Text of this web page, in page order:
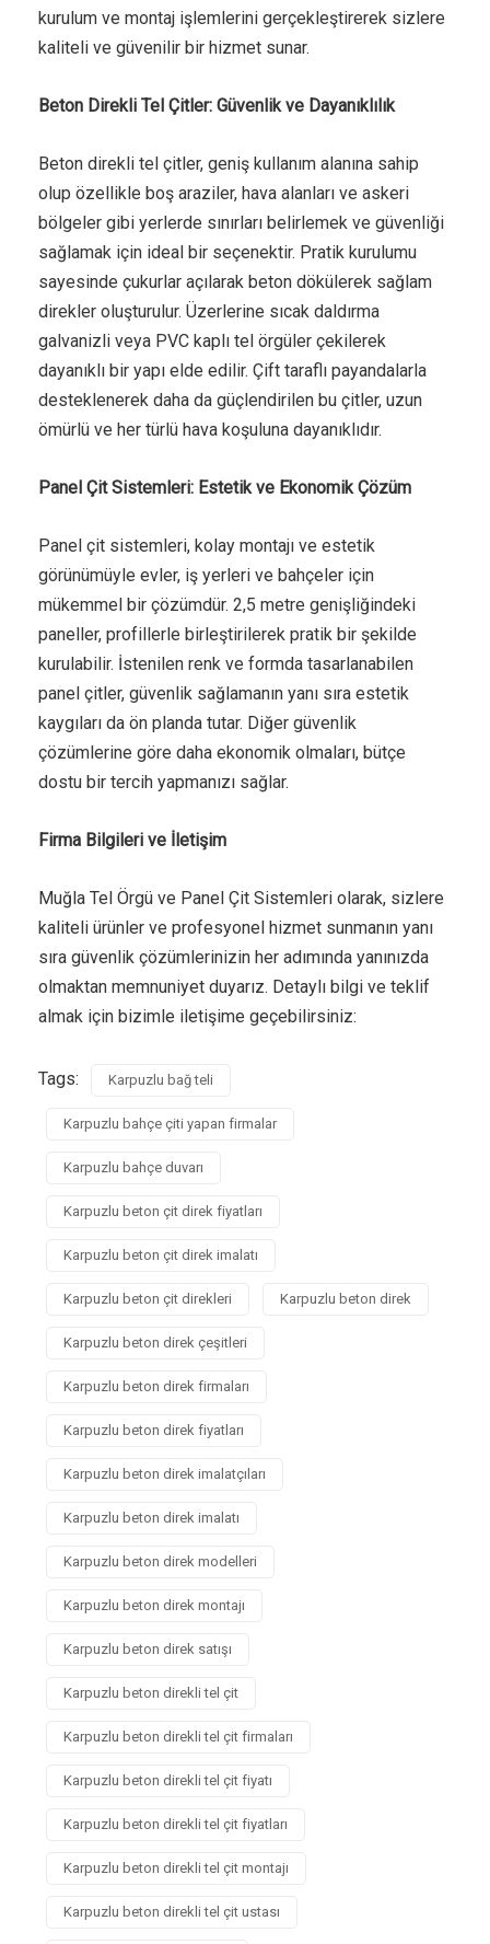
kurulum ve montaj işlemlerini gerçekleştirerek sizlere
kaliteli ve güvenilir bir hizmet sunar.
Beton Direkli Tel Çitler: Güvenlik ve Dayanıklılık
Beton direkli tel çitler, geniş kullanım alanına sahip
olup özellikle boş araziler, hava alanları ve askeri
bölgeler gibi yerlerde sınırları belirlemek ve güvenliği
sağlamak için ideal bir seçenektir. Pratik kurulumu
sayesinde çukurlar açılarak beton dökülerek sağlam
direkler oluşturulur. Üzerlerine sıcak daldırma
galvanizli veya PVC kaplı tel örgüler çekilerek
dayanıklı bir yapı elde edilir. Çift taraflı payandalarla
desteklenerek daha da güçlendirilen bu çitler, uzun
ömürlü ve her türlü hava koşuluna dayanıklıdır.
Panel Çit Sistemleri: Estetik ve Ekonomik Çözüm
Panel çit sistemleri, kolay montajı ve estetik
görünümüyle evler, iş yerleri ve bahçeler için
mükemmel bir çözümdür. 2,5 metre genişliğindeki
paneller, profillerle birleştirilerek pratik bir şekilde
kurulabilir. İstenilen renk ve formda tasarlanabilen
panel çitler, güvenlik sağlamanın yanı sıra estetik
kaygıları da ön planda tutar. Diğer güvenlik
çözümlerine göre daha ekonomik olmaları, bütçe
dostu bir tercih yapmanızı sağlar.
Firma Bilgileri ve İletişim
Muğla Tel Örgü ve Panel Çit Sistemleri olarak, sizlere
kaliteli ürünler ve profesyonel hizmet sunmanın yanı
sıra güvenlik çözümlerinizin her adımında yanınızda
olmaktan memnuniyet duyarız. Detaylı bilgi ve teklif
almak için bizimle iletişime geçebilirsiniz:
Tags: Karpuzlu bağ teli
Karpuzlu bahçe çiti yapan firmalar
Karpuzlu bahçe duvarı
Karpuzlu beton çit direk fiyatları
Karpuzlu beton çit direk imalatı
Karpuzlu beton çit direkleri Karpuzlu beton direk
Karpuzlu beton direk çeşitleri
Karpuzlu beton direk firmaları
Karpuzlu beton direk fiyatları
Karpuzlu beton direk imalatçıları
Karpuzlu beton direk imalatı
Karpuzlu beton direk modelleri
Karpuzlu beton direk montajı
Karpuzlu beton direk satışı
Karpuzlu beton direkli tel çit
Karpuzlu beton direkli tel çit firmaları
Karpuzlu beton direkli tel çit fiyatı
Karpuzlu beton direkli tel çit fiyatları
Karpuzlu beton direkli tel çit montajı
Karpuzlu beton direkli tel çit ustası